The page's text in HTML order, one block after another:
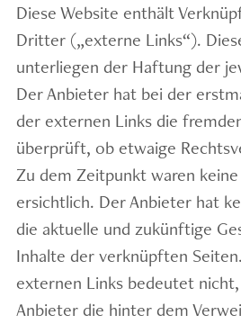
Diese Website enthält
Dritter („externe Links“).
unterliegen der Haftung der
Der Anbieter hat bei der
der externen Links die
überprüft, ob etwaige
Zu dem Zeitpunkt waren
ersichtlich. Der Anbieter hat
die aktuelle und zukünftige
Inhalte der verknüpften
externen Links bedeutet
Anbieter die hinter dem